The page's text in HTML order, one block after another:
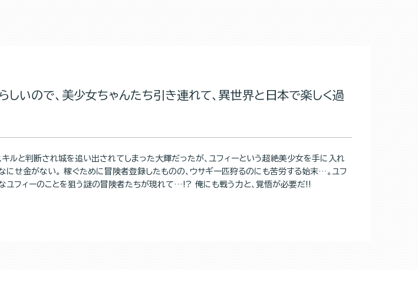
しいので、美少女ちゃんたち引き連れて、異世界と日本で楽しく過
ルと判断され城を追い出されてしまった大輝だったが、ユフィーという超絶美少女を手に入れ
せ金がない。 稼ぐために冒険者登録したものの、ウサギ一匹狩るのにも苦労する始末…。ユフ
ユフィーのことを狙う謎の冒険者たちが現れて…!? 俺にも戦う力と、覚悟が必要だ!!